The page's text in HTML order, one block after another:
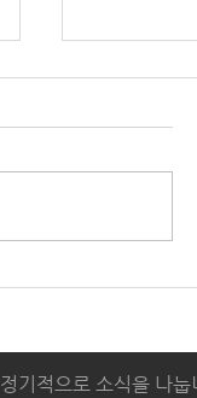
정기적으로 소식을 나눕